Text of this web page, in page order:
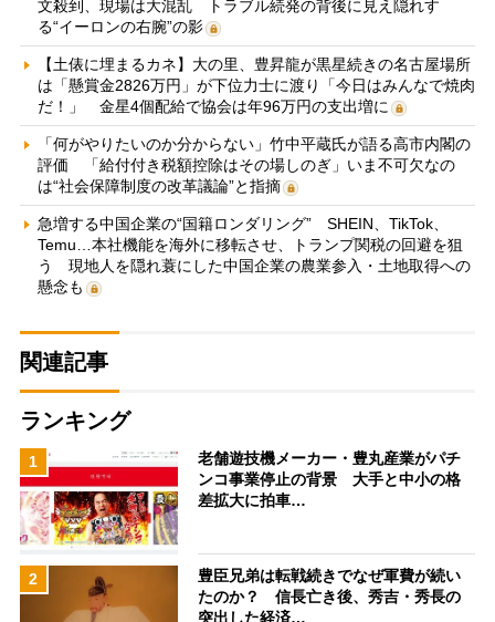
文殺到、現場は大混乱 トラブル続発の背後に見え隠れす
る“イーロンの右腕”の影
【土俵に埋まるカネ】大の里、豊昇龍が黒星続きの名古屋場所
は「懸賞金2826万円」が下位力士に渡り「今日はみんなで焼肉
だ！」 金星4個配給で協会は年96万円の支出増に
「何がやりたいのか分からない」竹中平蔵氏が語る高市内閣の
評価 「給付付き税額控除はその場しのぎ」いま不可欠なの
は“社会保障制度の改革議論”と指摘
急増する中国企業の“国籍ロンダリング” SHEIN、TikTok、
Temu…本社機能を海外に移転させ、トランプ関税の回避を狙
う 現地人を隠れ蓑にした中国企業の農業参入・土地取得への
懸念も
関連記事
ランキング
1
老舗遊技機メーカー・豊丸産業がパチ
ンコ事業停止の背景 大手と中小の格
差拡大に拍車…
2
豊臣兄弟は転戦続きでなぜ軍費が続い
たのか？ 信長亡き後、秀吉・秀長の
突出した経済…